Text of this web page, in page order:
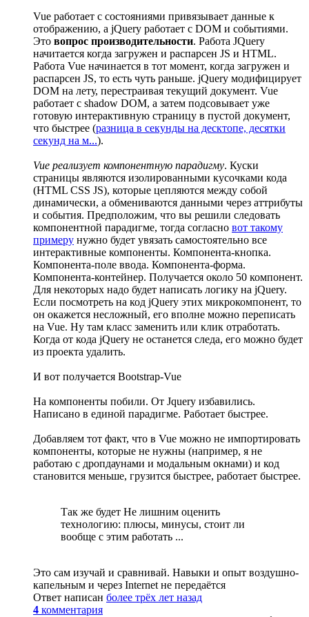
Vue работает с состояниями привязывает данные к
отображению, а jQuery работает с DOM и событиями.
Это вопрос производительности. Работа JQuery
начитается когда загружен и распарсен JS и HTML.
Работа Vue начинается в тот момент, когда загружен и
распарсен JS, то есть чуть раньше. jQuery модифицирует
DOM на лету, перестраивая текущий документ. Vue
работает с shadow DOM, а затем подсовывает уже
готовую интерактивную страницу в пустой документ,
что быстрее (разница в секунды на десктопе, десятки
секунд на м...).
Vue реализует компонентную парадигму. Куски
страницы являются изолированными кусочками кода
(HTML CSS JS), которые цепляются между собой
динамически, а обмениваются данными через аттрибуты
и события. Предположим, что вы решили следовать
компонентной парадигме, тогда согласно вот такому
примеру нужно будет увязать самостоятельно все
интерактивные компоненты. Компонента-кнопка.
Компонента-поле ввода. Компонента-форма.
Компонента-контейнер. Получается около 50 компонент.
Для некоторых надо будет написать логику на jQuery.
Если посмотреть на код jQuery этих микрокомпонент, то
он окажется несложный, его вполне можно переписать
на Vue. Ну там класс заменить или клик отработать.
Когда от кода jQuery не останется следа, его можно будет
из проекта удалить.
И вот получается Bootstrap-Vue
На компоненты побили. От Jquery избавились.
Написано в единой парадигме. Работает быстрее.
Добавляем тот факт, что в Vue можно не импортировать
компоненты, которые не нужны (например, я не
работаю с дропдаунами и модальным окнами) и код
становится меньше, грузится быстрее, работает быстрее.
Так же будет Не лишним оценить
технологию: плюсы, минусы, стоит ли
вообще с этим работать ...
Это сам изучай и сравнивай. Навыки и опыт воздушно-
капельным и через Internet не передаётся
Ответ написан более трёх лет назад
4 комментария